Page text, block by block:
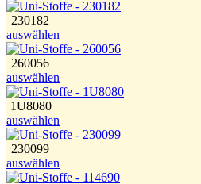
230182
auswählen
260056
auswählen
1U8080
auswählen
230099
auswählen